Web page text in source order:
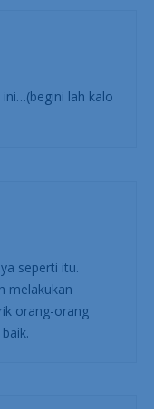
lah kalo
seperti itu.
melakukan
orang-orang